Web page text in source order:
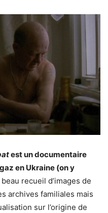
est un documentaire
en Ukraine (on y
recueil d’images de
archives familiales mais
sur l’origine de